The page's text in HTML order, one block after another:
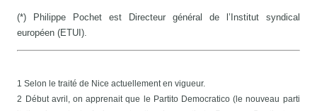
(*) Philippe Pochet est Directeur général de l’Institut syndical
européen (ETUI).
1 Selon le traité de Nice actuellement en vigueur.
2 Début avril, on apprenait que le Partito Democratico (le nouveau parti